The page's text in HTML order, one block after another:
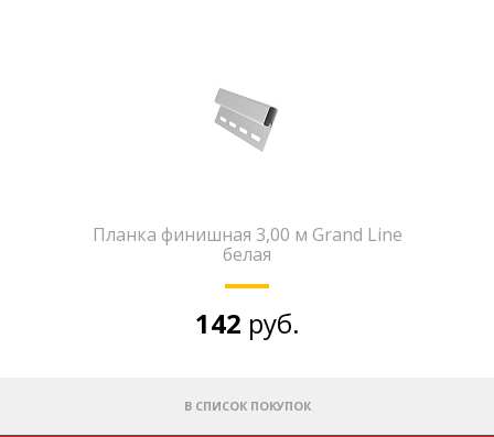
Планка финишная 3,00 м Grand Line
белая
142 руб.
В СПИСОК ПОКУПОК